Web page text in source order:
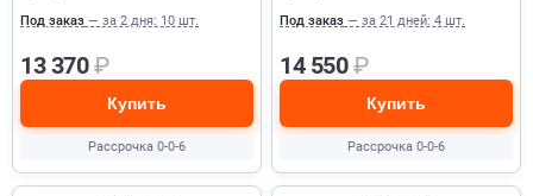
Под заказ — за 2 дня: 10 шт.
13 370₽
Купить
Рассрочка 0-0-6
Под заказ — за 21 дней: 4 шт.
14 550₽
Купить
Рассрочка 0-0-6